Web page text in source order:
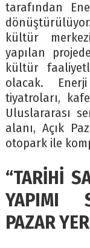
tarafından
kültür
yapılan
kültür
olacak.
tiyatroları,
Uluslararası
alanı, Açık
otopark ile
“TARİHİ
YAPIMI
PAZAR